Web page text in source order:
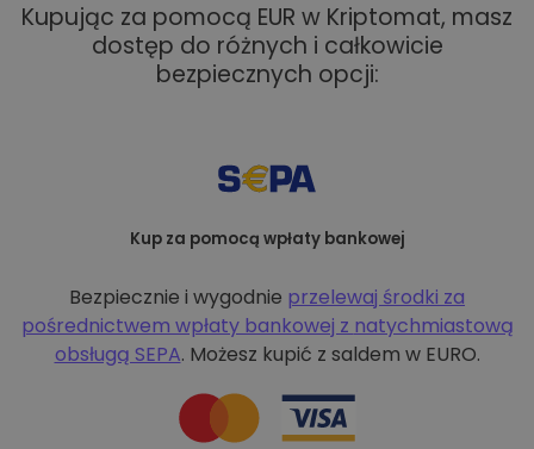
Kupując za pomocą EUR w Kriptomat, masz
dostęp do różnych i całkowicie
bezpiecznych opcji:
Kup za pomocą wpłaty bankowej
Bezpiecznie i wygodnie przelewaj środki za
pośrednictwem wpłaty bankowej z natychmiastową
obsługą SEPA. Możesz kupić z saldem w EURO.